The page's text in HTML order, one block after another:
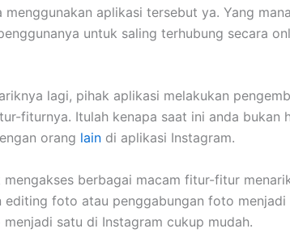
menggunakan aplikasi tersebut ya. Yang
untuk saling terhubung secara
lagi, pihak aplikasi melakukan
fiturnya. Itulah kenapa saat ini anda bukan
orang lain di aplikasi Instagram.
berbagai macam fitur-fitur
editing foto atau penggabungan foto menjadi
satu di Instagram cukup mudah.